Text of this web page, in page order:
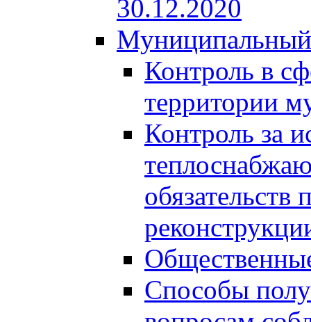
30.12.2020
Муниципальный
Контроль в
территории
Контроль за
обязательств
Способы